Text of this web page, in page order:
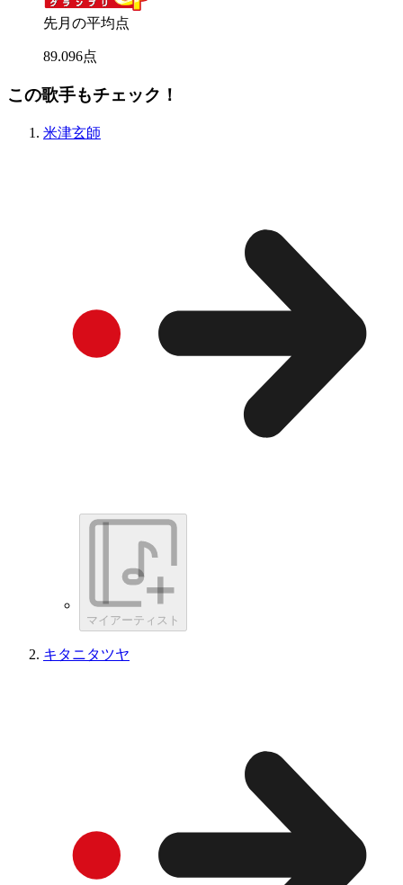
先月の平均点
89.096点
この歌手もチェック！
米津玄師
マイアーティスト
キタニタツヤ